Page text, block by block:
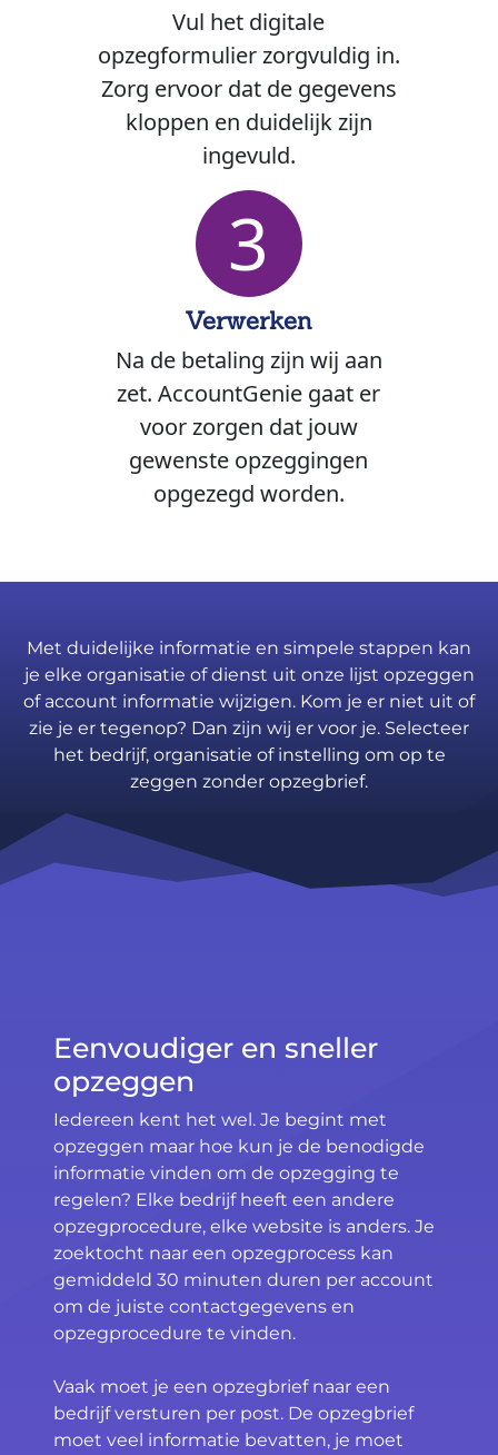
Vul het digitale
opzegformulier zorgvuldig in.
Zorg ervoor dat de gegevens
kloppen en duidelijk zijn
ingevuld.
3
Verwerken
Na de betaling zijn wij aan
zet. AccountGenie gaat er
voor zorgen dat jouw
gewenste opzeggingen
opgezegd worden.
Met duidelijke informatie en simpele stappen kan
je elke organisatie of dienst uit onze lijst opzeggen
of account informatie wijzigen. Kom je er niet uit of
zie je er tegenop? Dan zijn wij er voor je. Selecteer
het bedrijf, organisatie of instelling om op te
zeggen zonder opzegbrief.
Eenvoudiger en sneller
opzeggen
Iedereen kent het wel. Je begint met
opzeggen maar hoe kun je de benodigde
informatie vinden om de opzegging te
regelen? Elke bedrijf heeft een andere
opzegprocedure, elke website is anders. Je
zoektocht naar een opzegprocess kan
gemiddeld 30 minuten duren per account
om de juiste contactgegevens en
opzegprocedure te vinden.
Vaak moet je een opzegbrief naar een
bedrijf versturen per post. De opzegbrief
moet veel informatie bevatten, je moet